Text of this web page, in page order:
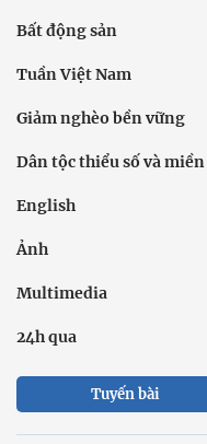
Bất động sản
Tuần Việt Nam
Giảm nghèo bền vững
Dân tộc thiểu số và
English
Ảnh
Multimedia
24h qua
Tuyến bài